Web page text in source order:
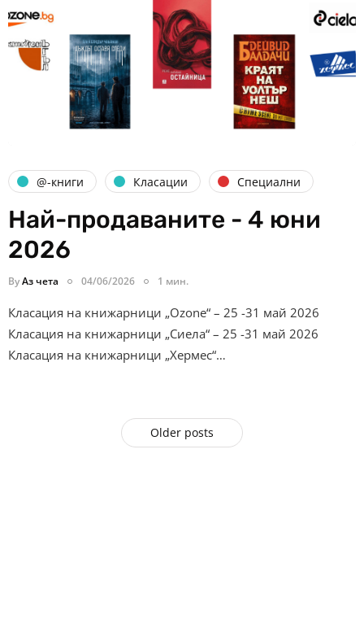
@-книги Класации Специални
Най-продаваните - 4 юни
2026
ByАз чета 04/06/2026 1 мин.
Класация на книжарници „Ozone“ – 25 -31 май 2026
Класация на книжарници „Сиела“ – 25 -31 май 2026
Класация на книжарници „Хермес“…
Older posts